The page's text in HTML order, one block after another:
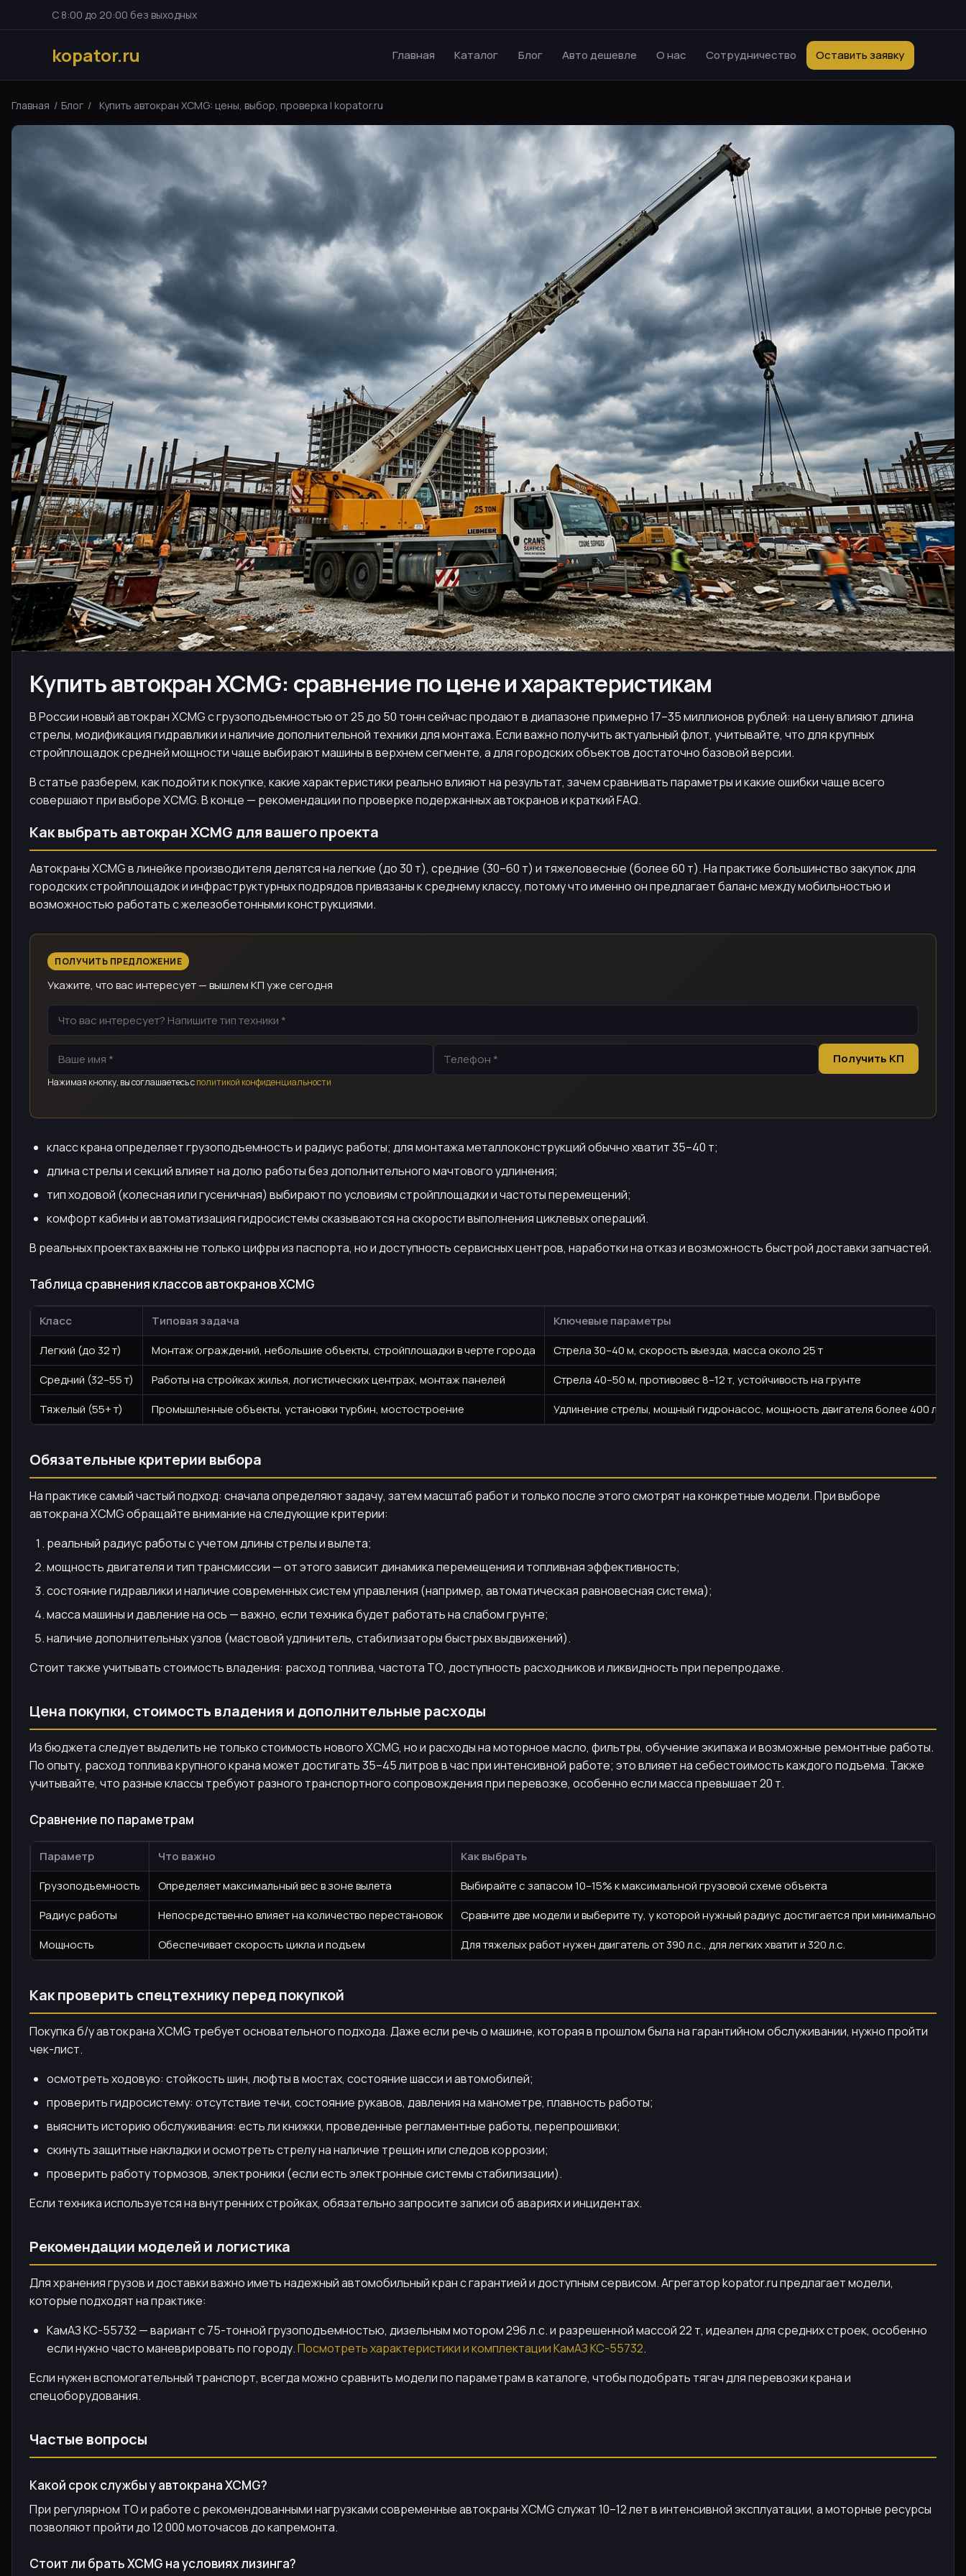
С 8:00 до 20:00 без выходных
kopator.ru Главная Каталог Блог Авто дешевле О нас Сотрудничество Оставить заявку
Главная / Блог / Купить автокран XCMG: цены, выбор, проверка | kopator.ru
Купить автокран XCMG: сравнение по цене и характеристикам
В России новый автокран XCMG с грузоподъемностью от 25 до 50 тонн сейчас продают в диапазоне примерно 17–35 миллионов рублей: на цену влияют длина
стрелы, модификация гидравлики и наличие дополнительной техники для монтажа. Если важно получить актуальный флот, учитывайте, что для крупных
стройплощадок средней мощности чаще выбирают машины в верхнем сегменте, а для городских объектов достаточно базовой версии.
В статье разберем, как подойти к покупке, какие характеристики реально влияют на результат, зачем сравнивать параметры и какие ошибки чаще всего
совершают при выборе XCMG. В конце — рекомендации по проверке подержанных автокранов и краткий FAQ.
Как выбрать автокран XCMG для вашего проекта
Автокраны XCMG в линейке производителя делятся на легкие (до 30 т), средние (30–60 т) и тяжеловесные (более 60 т). На практике большинство закупок для
городских стройплощадок и инфраструктурных подрядов привязаны к среднему классу, потому что именно он предлагает баланс между мобильностью и
возможностью работать с железобетонными конструкциями.
ПОЛУЧИТЬ ПРЕДЛОЖЕНИЕ
Укажите, что вас интересует — вышлем КП уже сегодня
Получить КП
Нажимая кнопку, вы соглашаетесь сполитикой конфиденциальности
класс крана определяет грузоподъемность и радиус работы; для монтажа металлоконструкций обычно хватит 35–40 т;
длина стрелы и секций влияет на долю работы без дополнительного мачтового удлинения;
тип ходовой (колесная или гусеничная) выбирают по условиям стройплощадки и частоты перемещений;
комфорт кабины и автоматизация гидросистемы сказываются на скорости выполнения циклевых операций.
В реальных проектах важны не только цифры из паспорта, но и доступность сервисных центров, наработки на отказ и возможность быстрой доставки запчастей.
Таблица сравнения классов автокранов XCMG
Класс Типовая задача
Ключевые параметры
Легкий (до 32 т)
Монтаж ограждений, небольшие объекты, стройплощадки в черте города
Стрела 30–40 м, скорость выезда, масса около 25 т
Средний (32–55 т)
Работы на стройках жилья, логистических центрах, монтаж панелей
Стрела 40–50 м, противовес 8–12 т, устойчивость на грунте
Тяжелый (55+ т)
Промышленные объекты, установки турбин, мостостроение Удлинение стрелы, мощный гидронасос, мощность двигателя более 400 л.с.
Обязательные критерии выбора
На практике самый частый подход: сначала определяют задачу, затем масштаб работ и только после этого смотрят на конкретные модели. При выборе
автокрана XCMG обращайте внимание на следующие критерии:
реальный радиус работы с учетом длины стрелы и вылета;
мощность двигателя и тип трансмиссии — от этого зависит динамика перемещения и топливная эффективность;
состояние гидравлики и наличие современных систем управления (например, автоматическая равновесная система);
масса машины и давление на ось — важно, если техника будет работать на слабом грунте;
наличие дополнительных узлов (мастовой удлинитель, стабилизаторы быстрых выдвижений).
Стоит также учитывать стоимость владения: расход топлива, частота ТО, доступность расходников и ликвидность при перепродаже.
Цена покупки, стоимость владения и дополнительные расходы
Из бюджета следует выделить не только стоимость нового XCMG, но и расходы на моторное масло, фильтры, обучение экипажа и возможные ремонтные работы.
По опыту, расход топлива крупного крана может достигать 35–45 литров в час при интенсивной работе; это влияет на себестоимость каждого подъема. Также
учитывайте, что разные классы требуют разного транспортного сопровождения при перевозке, особенно если масса превышает 20 т.
Сравнение по параметрам
Параметр Что важно
Как выбрать
Грузоподъемность
Определяет максимальный вес в зоне вылета
Выбирайте с запасом 10–15% к максимальной грузовой схеме объекта
Радиус работы
Непосредственно влияет на количество перестановок
Сравните две модели и выберите ту, у которой нужный радиус достигается при минимальном
Мощность
Обеспечивает скорость цикла и подъем Для тяжелых работ нужен двигатель от 390 л.с., для легких хватит и 320 л.с.
Как проверить спецтехнику перед покупкой
Покупка б/у автокрана XCMG требует основательного подхода. Даже если речь о машине, которая в прошлом была на гарантийном обслуживании, нужно пройти
чек-лист.
осмотреть ходовую: стойкость шин, люфты в мостах, состояние шасси и автомобилей;
проверить гидросистему: отсутствие течи, состояние рукавов, давления на манометре, плавность работы;
выяснить историю обслуживания: есть ли книжки, проведенные регламентные работы, перепрошивки;
скинуть защитные накладки и осмотреть стрелу на наличие трещин или следов коррозии;
проверить работу тормозов, электроники (если есть электронные системы стабилизации).
Если техника используется на внутренних стройках, обязательно запросите записи об авариях и инцидентах.
Рекомендации моделей и логистика
Для хранения грузов и доставки важно иметь надежный автомобильный кран с гарантией и доступным сервисом. Агрегатор kopator.ru предлагает модели,
которые подходят на практике:
КамАЗ КС-55732 — вариант с 75-тонной грузоподъемностью, дизельным мотором 296 л.с. и разрешенной массой 22 т, идеален для средних строек, особенно
если нужно часто маневрировать по городу.Посмотреть характеристики и комплектации КамАЗ КС-55732.
Если нужен вспомогательный транспорт, всегда можно сравнить модели по параметрам в каталоге, чтобы подобрать тягач для перевозки крана и
спецоборудования.
Частые вопросы
Какой срок службы у автокрана XCMG?
При регулярном ТО и работе с рекомендованными нагрузками современные автокраны XCMG служат 10–12 лет в интенсивной эксплуатации, а моторные ресурсы
позволяют пройти до 12 000 моточасов до капремонта.
Стоит ли брать XCMG на условиях лизинга?